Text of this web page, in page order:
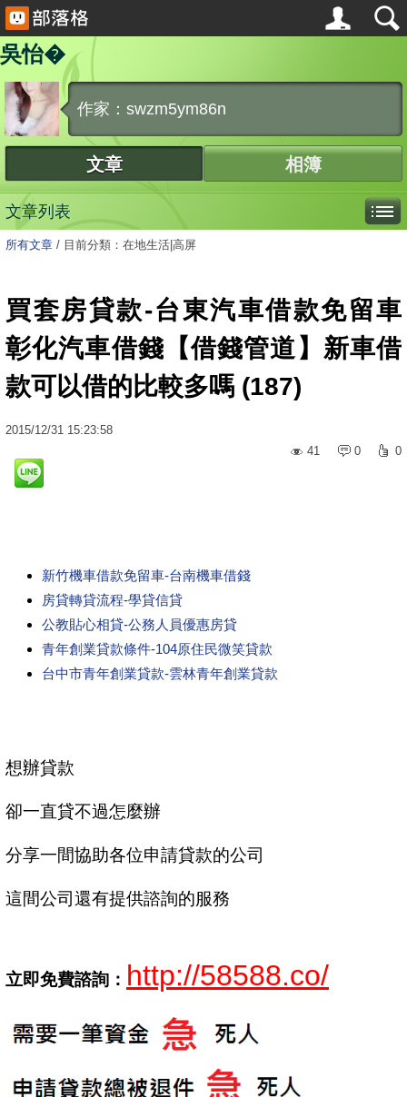
吳怡�
作家：swzm5ym86n
文章 相簿
文章列表
所有文章 / 目前分類：在地生活|高屏
買套房貸款-台東汽車借款免留車
彰化汽車借錢【借錢管道】新車借
款可以借的比較多嗎 (187)
2015/12/31 15:23:58
41
0 0
新竹機車借款免留車-台南機車借錢
房貸轉貸流程-學貸信貸
公教貼心相貸-公務人員優惠房貸
青年創業貸款條件-104原住民微笑貸款
台中市青年創業貸款-雲林青年創業貸款
想辦貸款
卻一直貸不過怎麼辦
分享一間協助各位申請貸款的公司
這間公司還有提供諮詢的服務
立即免費諮詢： http://58588.co/